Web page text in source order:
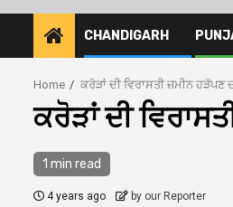
CHANDIGARH
Home ਕਰੋੜਾਂ ਦੀ ਵਿਰਾਸਤੀ ਜ਼ਮੀਨ
ਕਰੋੜਾਂ ਦੀ
1 min read
4 years ago by our Reporter